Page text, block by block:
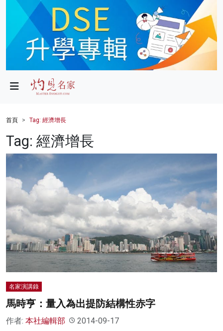
政局
財經
健康
商業
科技
影片
名家榜
灼見活動
首頁 Tag: 經濟增長
Tag: 經濟增長
名家演講錄
馬時亨：量入為出提防結構性赤字
作者: 本社編輯部 2014-09-17